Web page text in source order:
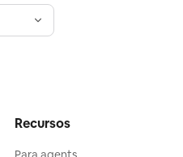
notas técnicas:
3 mm,
de
mm, pero
de colores de
de pinos en el
destello de
con líneas
1) キャベツ
— 2個, 4) にんにく
大さじ1, 8) 鶏ガラ
Recursos